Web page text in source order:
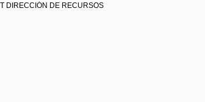
DIRECCIÓN DE RECURSOS